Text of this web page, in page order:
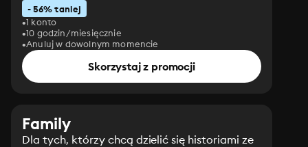
- 56% taniej
1 konto
10 godzin/miesięcznie
Anuluj w dowolnym momencie
Skorzystaj z promocji
Family
Dla tych, którzy chcą dzielić się historiami ze